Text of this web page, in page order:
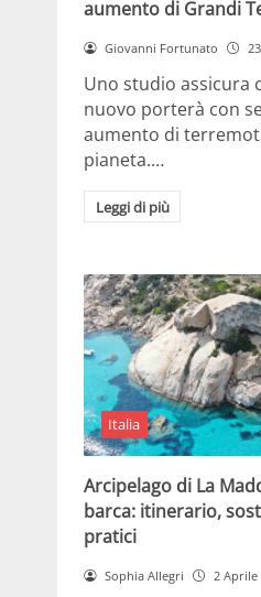
aumento di Grandi
Giovanni Fortunato
Uno studio assicura
nuovo porterà con
aumento di
pianeta.…
Leggi di più
Italia
Arcipelago di La
barca: itinerario,
pratici
Sophia Allegri 2 Aprile